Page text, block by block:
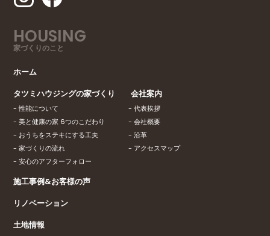
HOUSING
家づくりのこと
ホーム
タツミハウジングの家づくり
会社案内
性能について
代表挨拶
美と健康の家 6つのこだわり
会社概要
おうちをステキにする工夫
沿革
家づくりの流れ
アクセスマップ
安心のアフターフォロー
施工事例&お客様の声
リノベーション
土地情報